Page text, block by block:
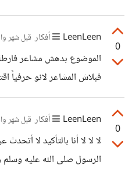
0
LeenLeen أفكار قبل شهر
الموضوع بدهش مشاعر
فبلاش المشاعر لانو حرفياً
وحياة العديد من العبيد
والشرب واللبس انت/ي
يصير في التاريخ..، ايقاف
يرتميوا في الشوارع
0
LeenLeen أفكار قبل شهر
لا لا لا أنا بالتأكيد لا
الرسول صلى الله عليه